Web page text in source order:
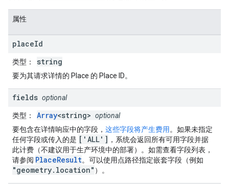
属性
placeId
类型 ： string
要为其请求详情的 Place 的 Place ID。
fields optional
类型 ： Array<string> optional
要包含在详情响应中的字段， 这些字段将产生费用 。如果未指定
任何字段或传入的是 ['ALL'] ，系统会返回所有可用字段并据
此计费（不建议用于生产环境中的部署）。如需查看字段列表，
请参阅 PlaceResult。可以使用点路径指定嵌套字段（例如
"geometry.location" ）。